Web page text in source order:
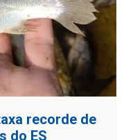
recorde de
do ES